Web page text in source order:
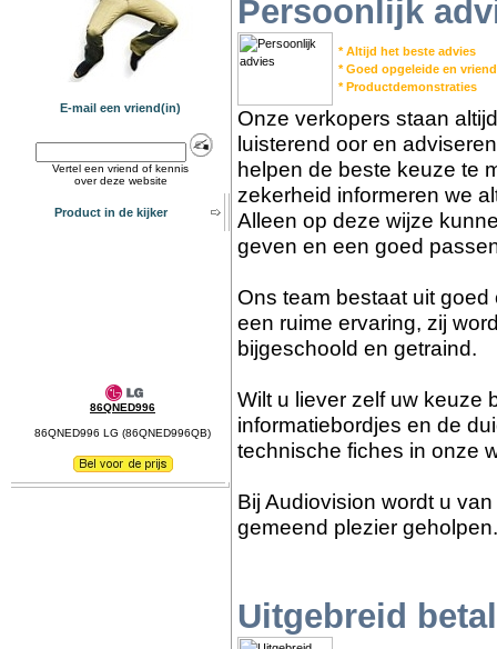
E-mail een vriend(in)
Vertel een vriend of kennis
over deze website
Product in de kijker
86QNED996
86QNED996 LG (86QNED996QB)
Persoonlijk
* Altijd het beste advies
* Goed opgeleide en
* Productdemonstraties
Onze verkopers staan
luisterend oor en
helpen de beste keuze te
zekerheid informeren we
Alleen op deze wijze
geven en een goed
Ons team bestaat uit
een ruime ervaring, zij
bijgeschoold en getraind.
Wilt u liever zelf uw keuze
informatiebordjes en de
technische fiches in onze
Bij Audiovision wordt u
gemeend plezier geholpen.
Uitgebreid